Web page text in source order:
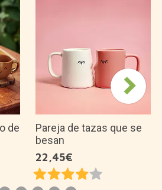
de
Pareja de tazas que se
besan
22,45€